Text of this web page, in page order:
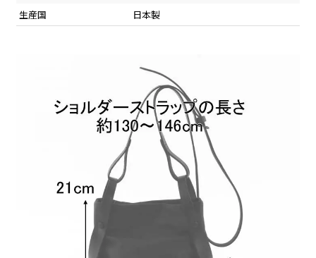
生産国
日本製